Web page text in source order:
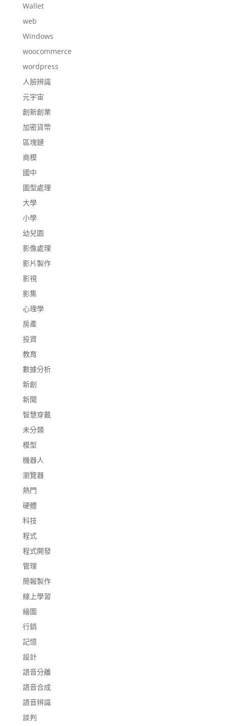
Wallet
web
Windows
woocommerce
wordpress
人臉辨識
元宇宙
創新創業
加密貨幣
區塊鏈
商模
國中
圖型處理
大學
小學
幼兒園
影像處理
影片製作
影視
影集
心理學
房產
投資
教育
數據分析
新創
新聞
智慧穿戴
未分類
模型
機器人
瀏覽器
熱門
硬體
科技
程式
程式開發
管理
簡報製作
線上學習
繪圖
行銷
記憶
設計
語音分離
語音合成
語音辨識
談判